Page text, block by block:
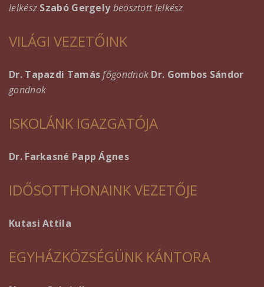
lelkész Szabó Gergely beosztott lelkész
VILÁGI VEZETŐINK
Dr. Tapazdi Tamásfőgondnok Dr. Gombos Sándor
gondnok
ISKOLÁNK IGAZGATÓJA
Dr. Farkasné Papp Ágnes
IDŐSOTTHONAINK VEZETŐJE
Kutasi Attila
EGYHÁZKÖZSÉGÜNK KÁNTORA